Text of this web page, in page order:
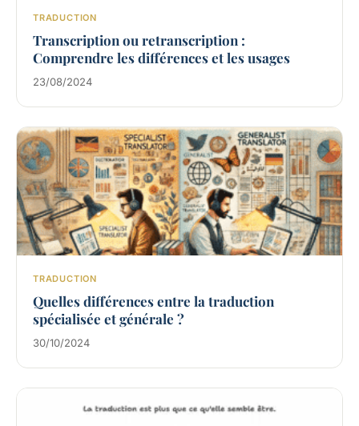
TRADUCTION
Transcription ou retranscription :
Comprendre les différences et les usages
23/08/2024
TRADUCTION
Quelles différences entre la traduction
spécialisée et générale ?
30/10/2024